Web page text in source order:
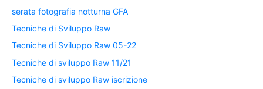
serata fotografia notturna GFA
Tecniche di Sviluppo Raw
Tecniche di Sviluppo Raw 05-22
Tecniche di sviluppo Raw 11/21
Tecniche di sviluppo Raw iscrizione